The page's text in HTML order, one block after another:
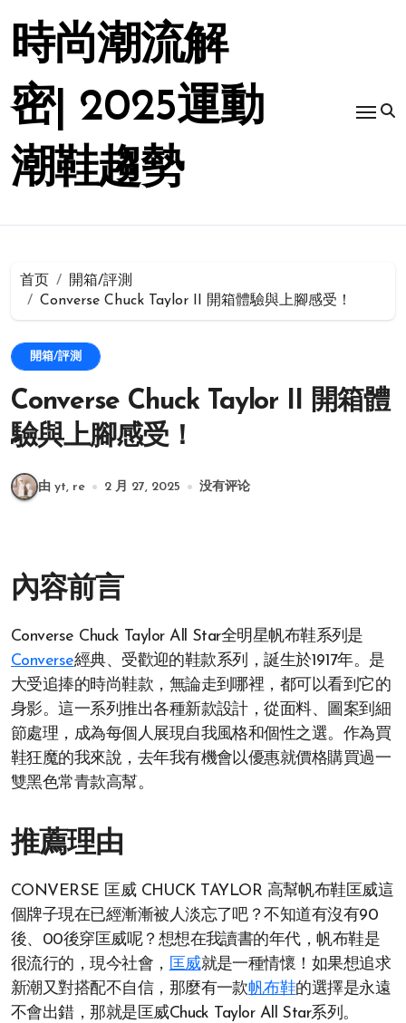
時尚潮流解
密| 2025運動
潮鞋趨勢
首页
開箱/評測
Converse Chuck Taylor II 開箱體驗與上腳感受！
開箱/評測
Converse Chuck Taylor II 開箱體
驗與上腳感受！
由 yt, re 2 月 27, 2025 没有评论
內容前言
Converse Chuck Taylor All Star全明星帆布鞋系列是
Converse經典、受歡迎的鞋款系列，誕生於1917年。是
大受追捧的時尚鞋款，無論走到哪裡，都可以看到它的
身影。這一系列推出各種新款設計，從面料、圖案到細
節處理，成為每個人展現自我風格和個性之選。作為買
鞋狂魔的我來說，去年我有機會以優惠就價格購買過一
雙黑色常青款高幫。
推薦理由
CONVERSE 匡威 CHUCK TAYLOR 高幫帆布鞋匡威這
個牌子現在已經漸漸被人淡忘了吧？不知道有沒有90
後、00後穿匡威呢？想想在我讀書的年代，帆布鞋是
很流行的，現今社會， 匡威就是一種情懷！如果想追求
新潮又對搭配不自信，那麼有一款帆布鞋的選擇是永遠
不會出錯，那就是匡威Chuck Taylor All Star系列。